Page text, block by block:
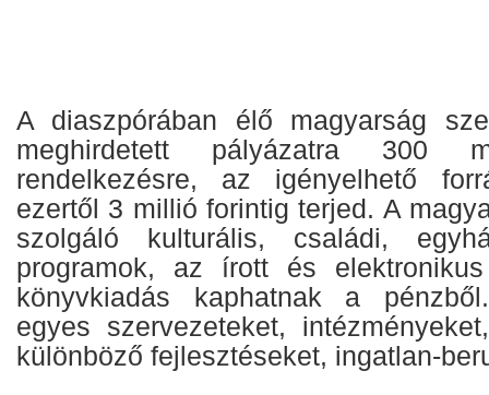
A diaszpórában élő magyarság
meghirdetett pályázatra 300
rendelkezésre, az igényelhető
ezertől 3 millió forintig terjed. A
szolgáló kulturális, családi,
programok, az írott és
könyvkiadás kaphatnak a
egyes szervezeteket,
különböző fejlesztéseket, ingatlan-